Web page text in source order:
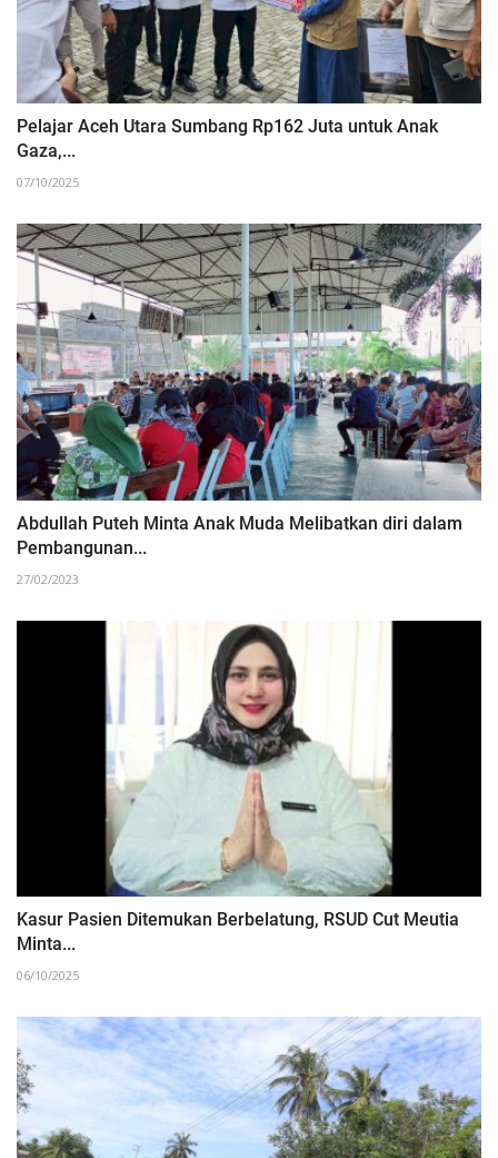
‎Pelajar Aceh Utara Sumbang Rp162 Juta untuk Anak
Gaza,...
07/10/2025
Abdullah Puteh Minta Anak Muda Melibatkan diri dalam
Pembangunan...
27/02/2023
‎Kasur Pasien Ditemukan Berbelatung, RSUD Cut Meutia
Minta...
06/10/2025